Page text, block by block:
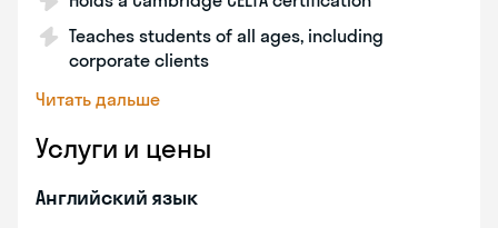
Teaches students of all ages, including
corporate clients
Читать дальше
Услуги и цены
Английский язык